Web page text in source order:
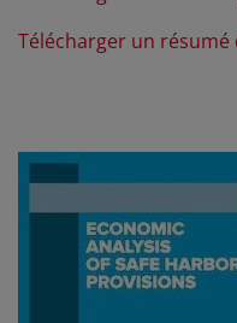
Télécharger un résumé